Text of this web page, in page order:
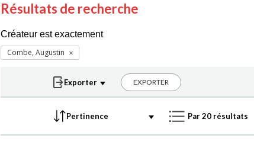
Résultats de recherche
Créateur est exactement
Combe, Augustin
EXPORTER